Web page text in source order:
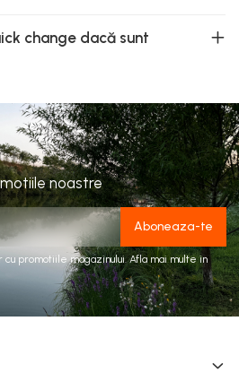
change dacă sunt
noastre
promotiile magazinului. Afla mai multe in